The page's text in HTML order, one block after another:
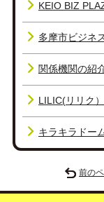
KEIO BIZ
多摩市ビジネ
関係機関の紹
LILIC(リリク）
キラキラドー
前の